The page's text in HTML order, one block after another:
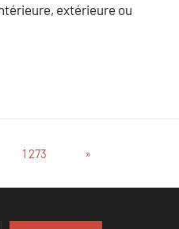
extérieure ou
1 273
Articles
»